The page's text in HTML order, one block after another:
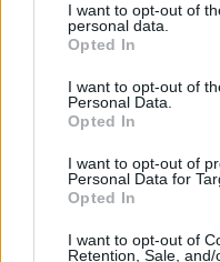
I want to opt-out of
personal data.
Opted In
I want to opt-out of
Personal Data.
Opted In
I want to opt-out of
Personal Data for
Opted In
I want to opt-out of
Retention, Sale,
Grupo Desportivo dos